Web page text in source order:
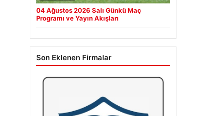
04 Ağustos 2026 Salı Günkü Maç
Programı ve Yayın Akışları
Son Eklenen Firmalar